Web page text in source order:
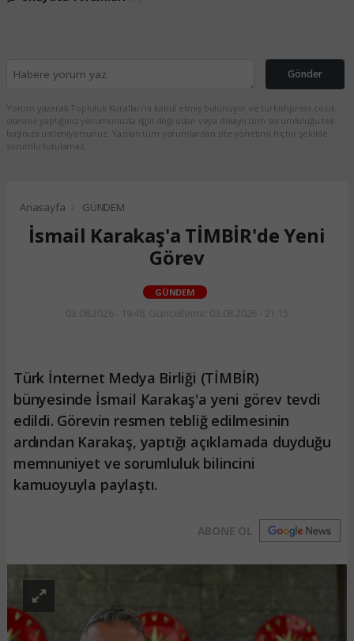
Gönder
Yorum yazarak Topluluk Kuralları’nı kabul etmiş bulunuyor ve turkishpress.co.uk
sitesine yaptığınız yorumunuzla ilgili doğrudan veya dolaylı tüm sorumluluğu tek
başınıza üstleniyorsunuz. Yazılan tüm yorumlardan site yönetimi hiçbir şekilde
sorumlu tutulamaz.
Anasayfa GÜNDEM
İsmail Karakaş'a TİMBİR'de Yeni
Görev
GÜNDEM
03.08.2026 - 19:48, Güncelleme: 03.08.2026 - 21:15
Türk İnternet Medya Birliği (TİMBİR)
bünyesinde İsmail Karakaş'a yeni görev tevdi
edildi. Görevin resmen tebliğ edilmesinin
ardından Karakaş, yaptığı açıklamada duyduğu
memnuniyet ve sorumluluk bilincini
kamuoyuyla paylaştı.
ABONE OL